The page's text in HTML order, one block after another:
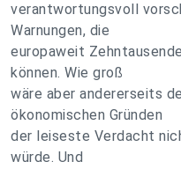
verantwortungsvoll
Warnungen, die
europaweit
können. Wie groß
wäre aber andererseits
ökonomischen Gründen
der leiseste Verdacht
würde. Und